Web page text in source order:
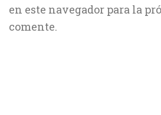
en este navegador para la
comente.